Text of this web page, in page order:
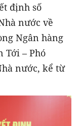
định số
nước về
Ngân hàng
Tới – Phó
nước, kể từ